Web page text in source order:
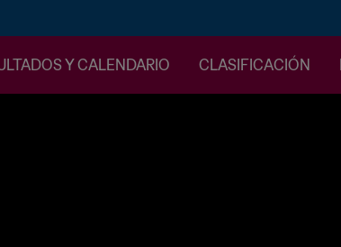
Y CALENDARIO CLASIFICACIÓN